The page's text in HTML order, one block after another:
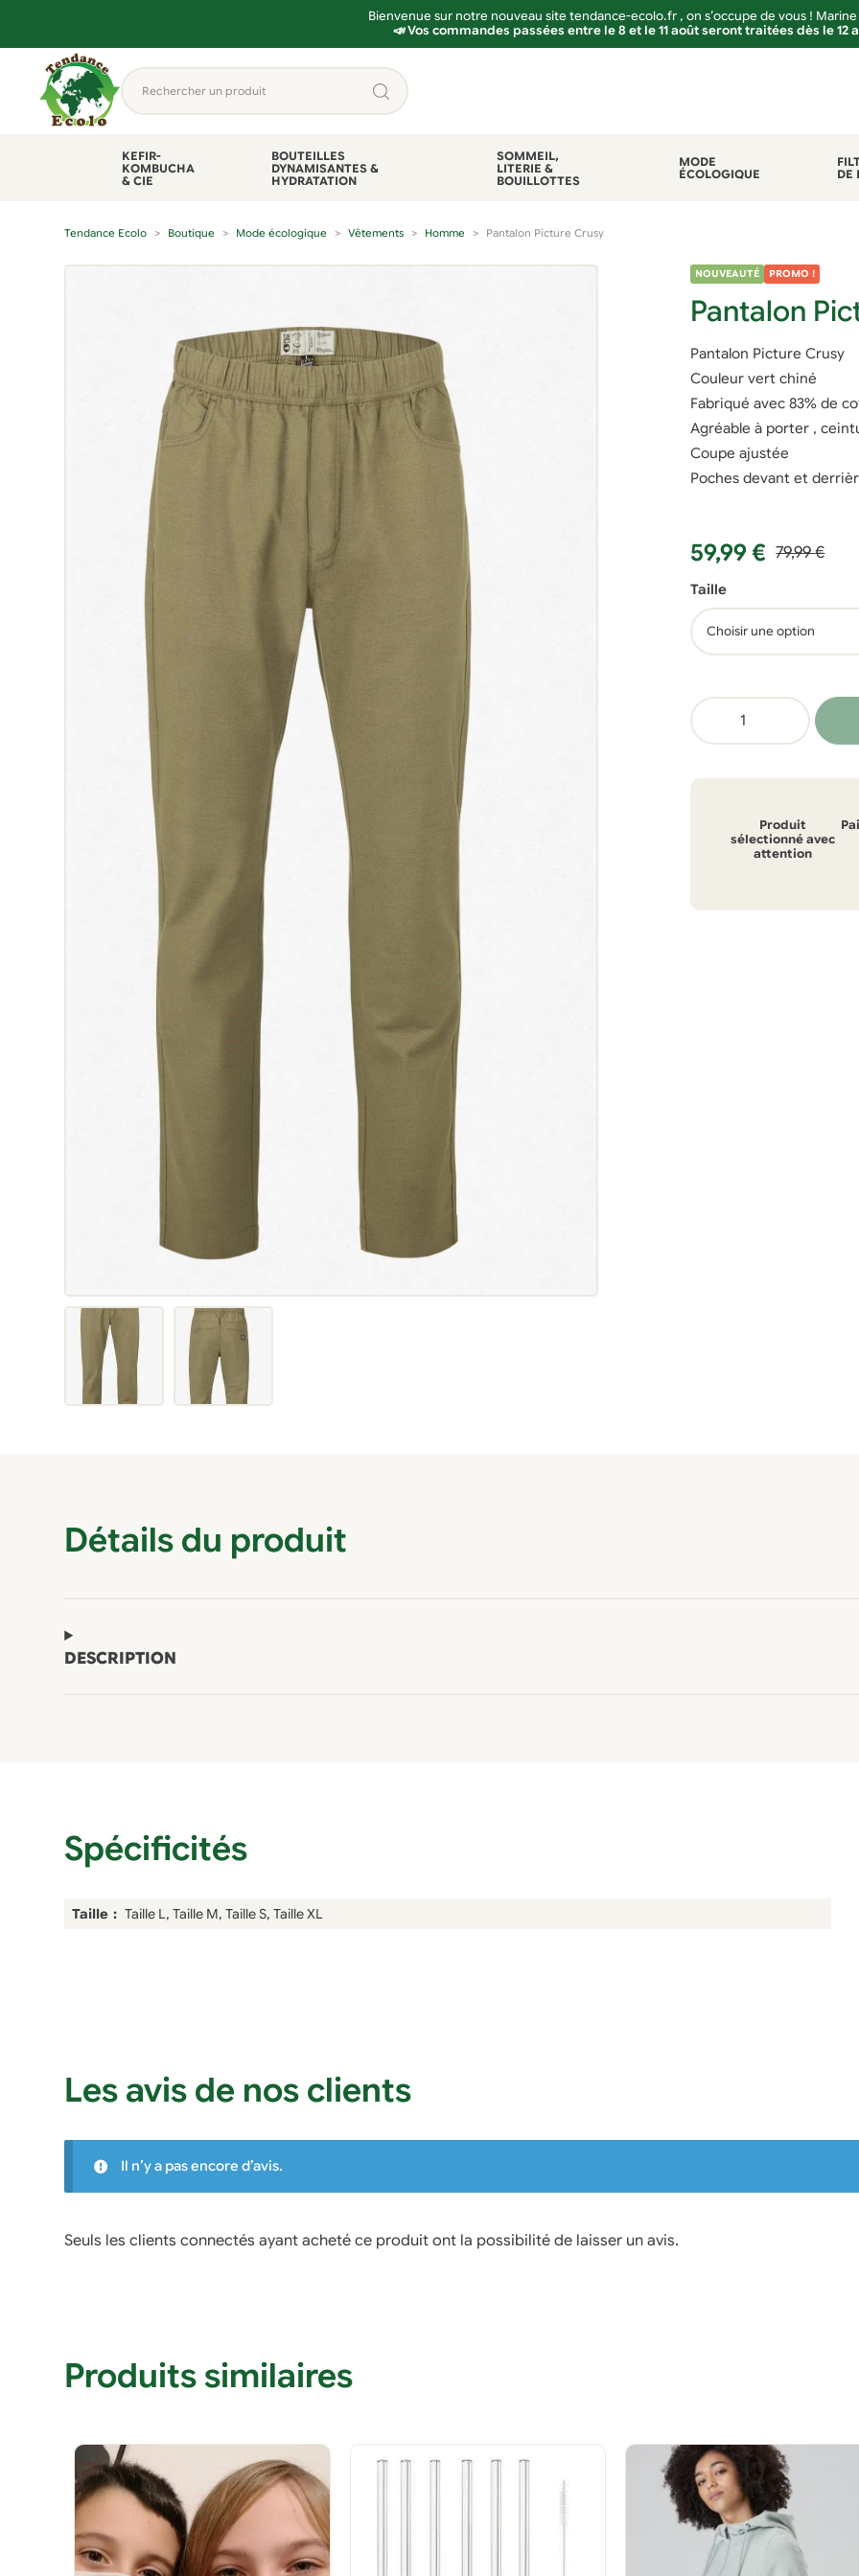
Bienvenue sur notre nouveau site tendance-ecolo.fr , on s’occupe de vous !
📣 Vos commandes passées entre le 8 et le 11 août seront traitées dès le 12
contenu
Rechercher
un
KEFIR-
KOMBUCHA
& CIE
BOUTEILLES
DYNAMISANTES &
HYDRATATION
SOMMEIL,
LITERIE &
BOUILLOTTES
MODE
ÉCOLOGIQUE
DE
Tendance Ecolo Boutique Mode écologique Vêtements Homme Pantalon Picture Crusy
NOUVEAUTÉ PROMO !
Pantalon
Pantalon Picture Crusy
Couleur vert chiné
Fabriqué avec 83% de
Agréable à porter ,
Coupe ajustée
Poches devant et
79,99€
Le
prix
initial
était :
79,99 €.
59,99 €
Le
prix
actuel
est :
59,99 €.
Taille
quantité
de
Picture
Produit
sélectionné avec
attention
Détails du produit
DESCRIPTION
Spécificités
Taille Taille L, Taille M, Taille S, Taille XL
Les avis de nos clients
Il n’y a pas encore d’avis.
Seuls les clients connectés ayant acheté ce produit ont la possibilité de laisser un avis.
Produits similaires